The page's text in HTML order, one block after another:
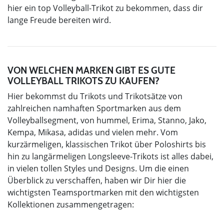
hier ein top Volleyball-Trikot zu bekommen, dass dir
lange Freude bereiten wird.
VON WELCHEN MARKEN GIBT ES GUTE
VOLLEYBALL TRIKOTS ZU KAUFEN?
Hier bekommst du Trikots und Trikotsätze von
zahlreichen namhaften Sportmarken aus dem
Volleyballsegment, von hummel, Erima, Stanno, Jako,
Kempa, Mikasa, adidas und vielen mehr. Vom
kurzärmeligen, klassischen Trikot über Poloshirts bis
hin zu langärmeligen Longsleeve-Trikots ist alles dabei,
in vielen tollen Styles und Designs. Um die einen
Überblick zu verschaffen, haben wir Dir hier die
wichtigsten Teamsportmarken mit den wichtigsten
Kollektionen zusammengetragen: